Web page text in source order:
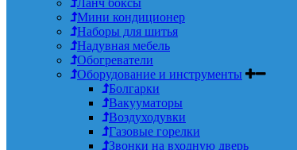
Мини кондиционер
Наборы для шитья
Надувная мебель
Обогреватели
Оборудование и инструменты
Болгарки
Вакууматоры
Воздуходувки
Газовые горелки
Звонки на входную дверь